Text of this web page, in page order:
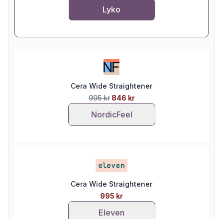
Lyko
Cera Wide Straightener
995 kr 846 kr
NordicFeel
Cera Wide Straightener
995 kr
Eleven